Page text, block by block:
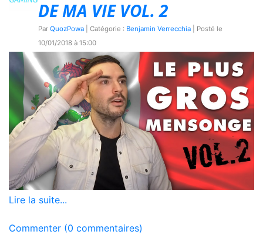
DE MA VIE VOL. 2
Par QuozPowa | Catégorie : Benjamin Verrecchia | Posté le
10/01/2018 à 15:00
Lire la suite...
Commenter (0 commentaires)